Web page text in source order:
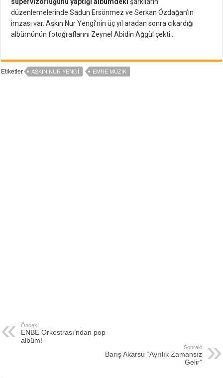
süpervizörlüğünü yaptığı albümdeki şarkıların
düzenlemelerinde Sadun Ersönmez ve Serkan Özdağan’ın
imzası var. Aşkın Nur Yengi’nin üç yıl aradan sonra çıkardığı
albümünün fotoğraflarını Zeynel Abidin Ağgül çekti…
Etiketler AŞKIN NUR YENGI EMRE MÜZIK
Önceki
ENBE Orkestrası’ndan pop
albüm!
Sonraki
Barış Akarsu “Ayrılık Zamansız
Gelir”